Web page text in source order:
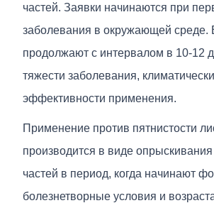
частей. Заявки начинаются при
заболевания в окружающей среде.
продолжают с интервалом в 10-12
тяжести заболевания,
эффективности применения.
Применение против пятнистости
производится в виде
частей в период, когда начинают
болезнетворные условия и